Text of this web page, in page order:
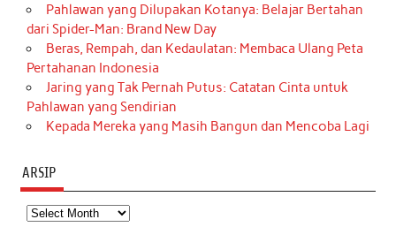
Pahlawan yang Dilupakan Kotanya: Belajar Bertahan
dari Spider-Man: Brand New Day
Beras, Rempah, dan Kedaulatan: Membaca Ulang Peta
Pertahanan Indonesia
Jaring yang Tak Pernah Putus: Catatan Cinta untuk
Pahlawan yang Sendirian
Kepada Mereka yang Masih Bangun dan Mencoba Lagi
ARSIP
Arsip